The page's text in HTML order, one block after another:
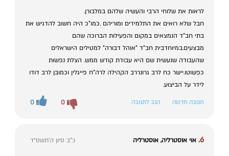
לראות את שלוחי הרבי והעשיה שלהם במלבורן.
חבל שלא רואים את התלמידים ומוריהם .כמו"כ היה חשוב להדגיש את
בתי חב"ד הנמצאים במקום והפעילות הברוכה שהם
מבצעים.במיוחדבית חב"ד "אוהל דבורה" למטילים הישראלים
שהעבודה שנעשית שם היא עבודת קודש ממש. הצלת נפשות
כפשוטו.יישר כח לרב גרונררב הקהילה לרה"ח פייגלין וכמובן לרב דודו
לידר על הביצוע.
תגובה חדשה הגב לתגובה 0 0
6. אוי אוסטרליה, אוסטרליה כ"ב סיון ה׳תשס״ד